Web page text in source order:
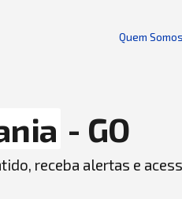
Quem Somos
- GO
receba alertas e